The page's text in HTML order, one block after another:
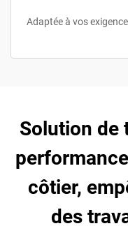
Adaptée à vos
Solution de
côtier,
des